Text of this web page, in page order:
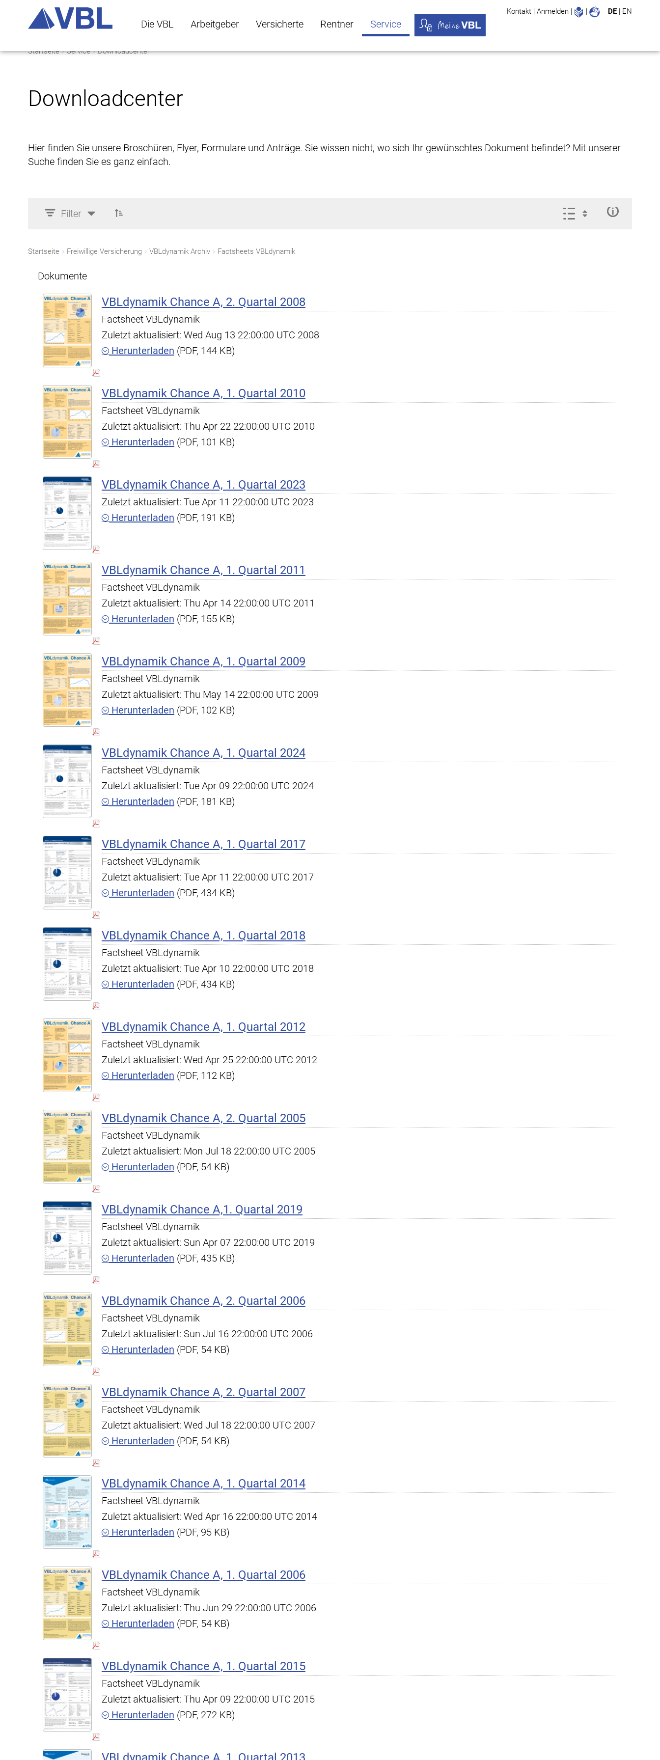
Die VBL Arbeitgeber Versicherte Rentner Service
Kontakt | Anmelden | Leichte Sprache
| DE | EN
Startseite Service Downloadcenter
Downloadcenter
Hier finden Sie unsere Broschüren, Flyer, Formulare und Anträge. Sie wissen nicht, wo sich Ihr gewünschtes Dokument befindet? Mit unserer
Suche finden Sie es ganz einfach.
Filter
Startseite Freiwillige Versicherung VBLdynamik Archiv Factsheets VBLdynamik
Dokumente
VBLdynamik Chance A, 2. Quartal 2008
Factsheet VBLdynamik
Zuletzt aktualisiert: Wed Aug 13 22:00:00 UTC 2008
Herunterladen (PDF, 144 KB)
VBLdynamik Chance A, 1. Quartal 2010
Factsheet VBLdynamik
Zuletzt aktualisiert: Thu Apr 22 22:00:00 UTC 2010
Herunterladen (PDF, 101 KB)
VBLdynamik Chance A, 1. Quartal 2023
Zuletzt aktualisiert: Tue Apr 11 22:00:00 UTC 2023
Herunterladen (PDF, 191 KB)
VBLdynamik Chance A, 1. Quartal 2011
Factsheet VBLdynamik
Zuletzt aktualisiert: Thu Apr 14 22:00:00 UTC 2011
Herunterladen (PDF, 155 KB)
VBLdynamik Chance A, 1. Quartal 2009
Factsheet VBLdynamik
Zuletzt aktualisiert: Thu May 14 22:00:00 UTC 2009
Herunterladen (PDF, 102 KB)
VBLdynamik Chance A, 1. Quartal 2024
Factsheet VBLdynamik
Zuletzt aktualisiert: Tue Apr 09 22:00:00 UTC 2024
Herunterladen (PDF, 181 KB)
VBLdynamik Chance A, 1. Quartal 2017
Factsheet VBLdynamik
Zuletzt aktualisiert: Tue Apr 11 22:00:00 UTC 2017
Herunterladen (PDF, 434 KB)
VBLdynamik Chance A, 1. Quartal 2018
Factsheet VBLdynamik
Zuletzt aktualisiert: Tue Apr 10 22:00:00 UTC 2018
Herunterladen (PDF, 434 KB)
VBLdynamik Chance A, 1. Quartal 2012
Factsheet VBLdynamik
Zuletzt aktualisiert: Wed Apr 25 22:00:00 UTC 2012
Herunterladen (PDF, 112 KB)
VBLdynamik Chance A, 2. Quartal 2005
Factsheet VBLdynamik
Zuletzt aktualisiert: Mon Jul 18 22:00:00 UTC 2005
Herunterladen (PDF, 54 KB)
VBLdynamik Chance A,1. Quartal 2019
Factsheet VBLdynamik
Zuletzt aktualisiert: Sun Apr 07 22:00:00 UTC 2019
Herunterladen (PDF, 435 KB)
VBLdynamik Chance A, 2. Quartal 2006
Factsheet VBLdynamik
Zuletzt aktualisiert: Sun Jul 16 22:00:00 UTC 2006
Herunterladen (PDF, 54 KB)
VBLdynamik Chance A, 2. Quartal 2007
Factsheet VBLdynamik
Zuletzt aktualisiert: Wed Jul 18 22:00:00 UTC 2007
Herunterladen (PDF, 54 KB)
VBLdynamik Chance A, 1. Quartal 2014
Factsheet VBLdynamik
Zuletzt aktualisiert: Wed Apr 16 22:00:00 UTC 2014
Herunterladen (PDF, 95 KB)
VBLdynamik Chance A, 1. Quartal 2006
Factsheet VBLdynamik
Zuletzt aktualisiert: Thu Jun 29 22:00:00 UTC 2006
Herunterladen (PDF, 54 KB)
VBLdynamik Chance A, 1. Quartal 2015
Factsheet VBLdynamik
Zuletzt aktualisiert: Thu Apr 09 22:00:00 UTC 2015
Herunterladen (PDF, 272 KB)